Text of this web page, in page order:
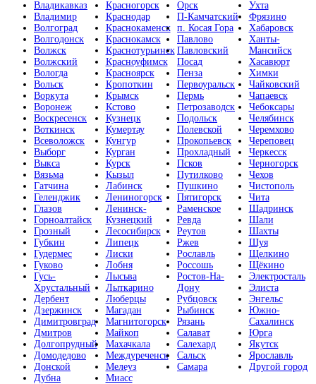
Владикавказ
Владимир
Волгоград
Волгодонск
Волжск
Волжский
Вологда
Вольск
Воркута
Воронеж
Воскресенск
Воткинск
Всеволожск
Выборг
Выкса
Вязьма
Гатчина
Геленджик
Глазов
Горноалтайск
Грозный
Губкин
Гудермес
Гуково
Гусь-
Хрустальный
Дербент
Дзержинск
Димитровград
Дмитров
Долгопрудный
Домодедово
Донской
Дубна
Красногорск
Краснодар
Краснокаменск
Краснокамск
Краснотурьинск
Красноуфимск
Красноярск
Кропоткин
Крымск
Кстово
Кузнецк
Кумертау
Кунгур
Курган
Курск
Кызыл
Лабинск
Лениногорск
Ленинск-
Кузнецкий
Лесосибирск
Липецк
Лиски
Лобня
Лысьва
Лыткарино
Люберцы
Магадан
Магнитогорск
Майкоп
Махачкала
Междуреченск
Мелеуз
Миасс
Орск
П-Камчатский
п. Косая Гора
Павлово
Павловский
Посад
Пенза
Первоуральск
Пермь
Петрозаводск
Подольск
Полевской
Прокопьевск
Прохладный
Псков
Путилково
Пушкино
Пятигорск
Раменское
Ревда
Реутов
Ржев
Рославль
Россошь
Ростов-На-
Дону
Рубцовск
Рыбинск
Рязань
Салават
Салехард
Сальск
Самара
Ухта
Фрязино
Хабаровск
Ханты-
Мансийск
Хасавюрт
Химки
Чайковский
Чапаевск
Чебоксары
Челябинск
Черемхово
Череповец
Черкесск
Черногорск
Чехов
Чистополь
Чита
Шадринск
Шали
Шахты
Шуя
Щелкино
Щёкино
Электросталь
Элиста
Энгельс
Южно-
Сахалинск
Юрга
Якутск
Ярославль
Другой город